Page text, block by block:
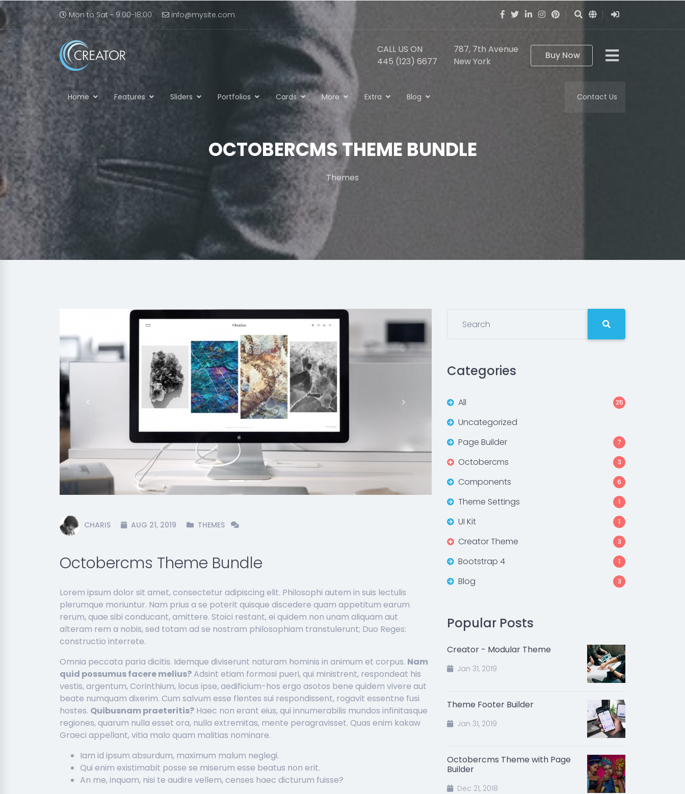
Mon to Sat - 9:00-18:00 info@mysite.com
CALL US ON
445 (123) 6677
787, 7th Avenue
New York
Buy Now
Home Features Sliders Portfolios Cards More Extra Blog Contact Us
OCTOBERCMS THEME BUNDLE
Themes
Next
CHARIS AUG 21, 2019 THEMES
Octobercms Theme Bundle
Lorem ipsum dolor sit amet, consectetur adipiscing elit. Philosophi autem in suis lectulis
plerumque moriuntur. Nam prius a se poterit quisque discedere quam appetitum earum
rerum, quae sibi conducant, amittere. Stoici restant, ei quidem non unam aliquam aut
alteram rem a nobis, sed totam ad se nostram philosophiam transtulerunt; Duo Reges:
constructio interrete.
Omnia peccata paria dicitis. Idemque diviserunt naturam hominis in animum et corpus. Nam
quid possumus facere melius?Adsint etiam formosi pueri, qui ministrent, respondeat his
vestis, argentum, Corinthium, locus ipse, aedificium-hos ergo asotos bene quidem vivere aut
beate numquam dixerim. Cum salvum esse flentes sui respondissent, rogavit essentne fusi
hostes. Quibusnam praeteritis? Haec non erant eius, qui innumerabilis mundos infinitasque
regiones, quarum nulla esset ora, nulla extremitas, mente peragravisset. Quas enim kakaw
Graeci appellant, vitia malo quam malitias nominare.
Iam id ipsum absurdum, maximum malum neglegi.
Qui enim existimabit posse se miserum esse beatus non erit.
An me, inquam, nisi te audire vellem, censes haec dicturum fuisse?
Categories
All 25
Uncategorized
Page Builder
7
Octobercms 3
Components 6
Theme Settings 1
UI Kit 1
Creator Theme 3
Bootstrap 4 1
Blog 3
Popular Posts
Creator - Modular Theme
Jan 31, 2019
Theme Footer Builder
Jan 31, 2019
Octobercms Theme with Page
Builder
Dec 21, 2018